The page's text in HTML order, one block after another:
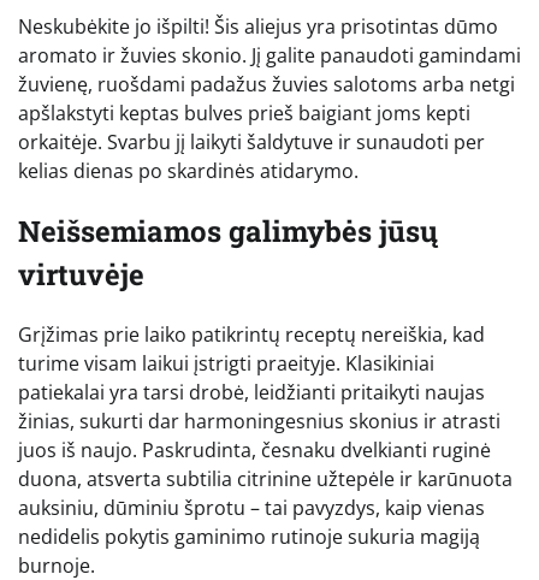
Neskubėkite jo išpilti! Šis aliejus yra prisotintas dūmo
aromato ir žuvies skonio. Jį galite panaudoti gamindami
žuvienę, ruošdami padažus žuvies salotoms arba netgi
apšlakstyti keptas bulves prieš baigiant joms kepti
orkaitėje. Svarbu jį laikyti šaldytuve ir sunaudoti per
kelias dienas po skardinės atidarymo.
Neišsemiamos galimybės jūsų
virtuvėje
Grįžimas prie laiko patikrintų receptų nereiškia, kad
turime visam laikui įstrigti praeityje. Klasikiniai
patiekalai yra tarsi drobė, leidžianti pritaikyti naujas
žinias, sukurti dar harmoningesnius skonius ir atrasti
juos iš naujo. Paskrudinta, česnaku dvelkianti ruginė
duona, atsverta subtilia citrinine užtepėle ir karūnuota
auksiniu, dūminiu šprotu – tai pavyzdys, kaip vienas
nedidelis pokytis gaminimo rutinoje sukuria magiją
burnoje.